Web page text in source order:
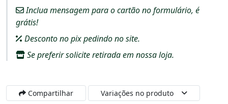
Inclua mensagem para o cartão no formulário, é
grátis!
Desconto no pix pedindo no site.
Se preferir solicite retirada em nossa loja.
Compartilhar Variações no produto